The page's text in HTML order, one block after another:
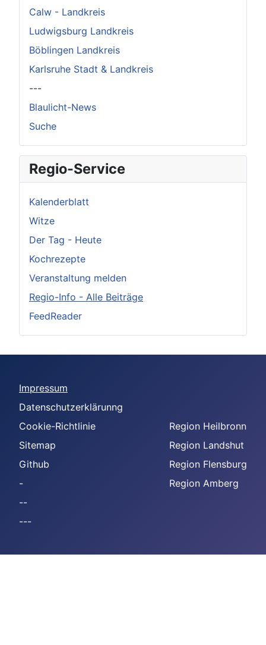
Calw - Landkreis
Ludwigsburg Landkreis
Böblingen Landkreis
Karlsruhe Stadt & Landkreis
---
Blaulicht-News
Suche
Regio-Service
Kalenderblatt
Witze
Der Tag - Heute
Kochrezepte
Veranstaltung melden
Regio-Info - Alle Beiträge
FeedReader
Impressum
Datenschutzerklärunng
Cookie-Richtlinie
Sitemap
Github
-
--
---
Region Heilbronn
Region Landshut
Region Flensburg
Region Amberg